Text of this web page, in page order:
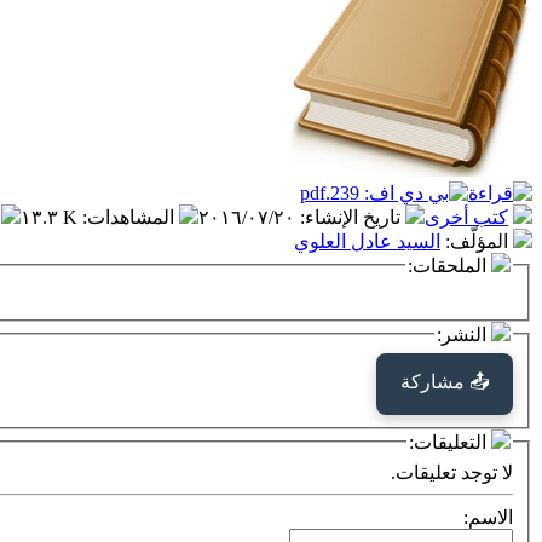
كتب أخرى تاريخ الإنشاء: ٢٠١٦/٠٧/٢٠ المشاهدات: ١٣.٣ K
المؤلّف: السيد عادل العلوي
الملحقات:
النشر:
📤 مشاركة
التعليقات:
لا توجد تعليقات.
الاسم: